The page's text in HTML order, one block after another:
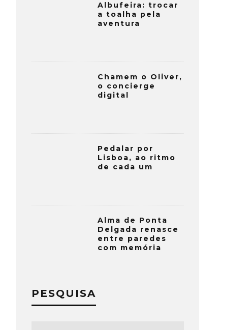
Albufeira: trocar
a toalha pela
aventura
Chamem o Oliver,
o concierge
digital
Pedalar por
Lisboa, ao ritmo
de cada um
Alma de Ponta
Delgada renasce
entre paredes
com memória
PESQUISA